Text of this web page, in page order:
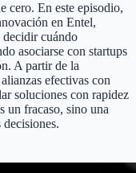
cero. En este episodio,
en Entel,
decidir cuándo
asociarse con startups
A partir de la
efectivas con
soluciones con rapidez
un fracaso, sino una